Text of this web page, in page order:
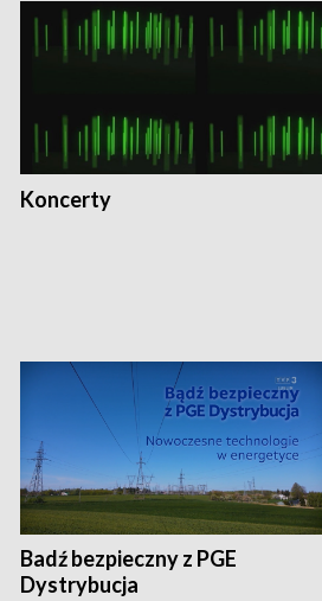
Koncerty
Badź bezpieczny z PGE
Dystrybucja